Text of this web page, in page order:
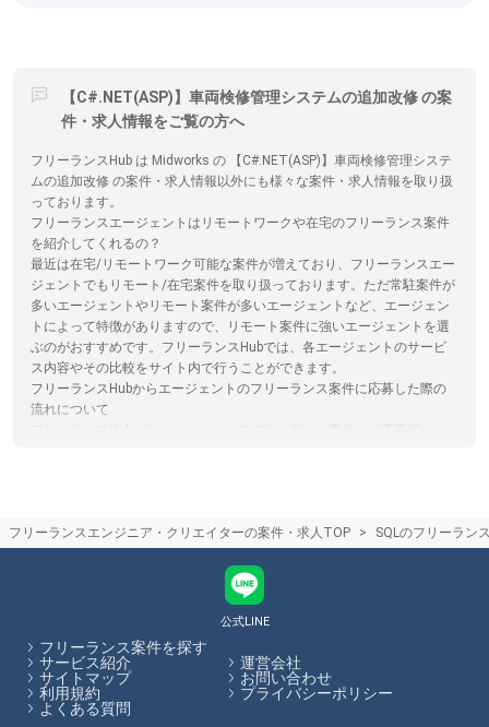
【C#.NET(ASP)】車両検修管理システムの追加改修 の案
件・求人情報をご覧の方へ
フリーランスHub は Midworks の 【C#.NET(ASP)】車両検修管理システ
ムの追加改修 の案件・求人情報以外にも様々な案件・求人情報を取り扱
っております。
フリーランスエージェントはリモートワークや在宅のフリーランス案件
を紹介してくれるの？
最近は在宅/リモートワーク可能な案件が増えており、フリーランスエー
ジェントでもリモート/在宅案件を取り扱っております。ただ常駐案件が
多いエージェントやリモート案件が多いエージェントなど、エージェン
トによって特徴がありますので、リモート案件に強いエージェントを選
ぶのがおすすめです。フリーランスHubでは、各エージェントのサービ
ス内容やその比較をサイト内で行うことができます。
フリーランスHubからエージェントのフリーランス案件に応募した際の
流れについて
エンジニアがフリーランスエージェントを選ぶコツ
くれるエージェントもあるため、自らの希望に合った案件があるかを考
慮してエージェントを選ぶことがおすすめです。フリーランスHubで
は、フリーランスエージェントの各特徴やおすすめポイントの閲覧、エ
ージェントへの応募を一括で行うことができます。
フリーランスHubはお客様のフリーランス案件探しを最大限サポートし
ていきます。
フリーランスエンジニア・クリエイターの案件・求人TOP SQLのフリーラン
公式LINE
フリーランス案件を探す
サービス紹介
運営会社
サイトマップ
お問い合わせ
利用規約
プライバシーポリシー
よくある質問